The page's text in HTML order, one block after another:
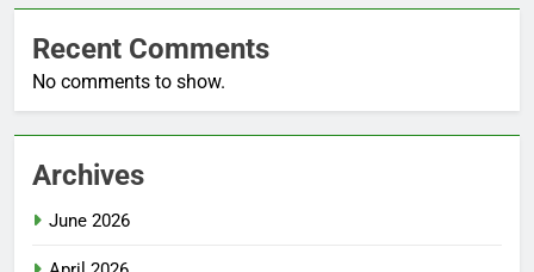
Recent Comments
No comments to show.
Archives
June 2026